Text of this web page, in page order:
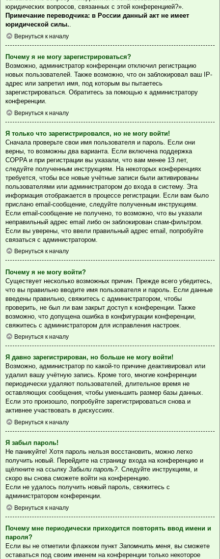
юридических вопросов, связанных с этой конференцией?».
Примечание переводчика: в России данный акт не имеет
юридической силы..
Вернуться к началу
Почему я не могу зарегистрироваться?
Возможно, администратор конференции отключил регистрацию
новых пользователей. Также возможно, что он заблокировал ваш IP-
адрес или запретил имя, под которым вы пытаетесь
зарегистрироваться. Обратитесь за помощью к администратору
конференции.
Вернуться к началу
Я только что зарегистрировался, но не могу войти!
Сначала проверьте свои имя пользователя и пароль. Если они
верны, то возможны два варианта. Если включена поддержка
COPPA и при регистрации вы указали, что вам менее 13 лет,
следуйте полученным инструкциям. На некоторых конференциях
требуется, чтобы все новые учётные записи были активированы
пользователями или администратором до входа в систему. Эта
информация отображается в процессе регистрации. Если вам было
прислано email-сообщение, следуйте полученным инструкциям.
Если email-сообщение не получено, то возможно, что вы указали
неправильный адрес email либо он заблокирован спам-фильтром.
Если вы уверены, что ввели правильный адрес email, попробуйте
связаться с администратором.
Вернуться к началу
Почему я не могу войти?
Существует несколько возможных причин. Прежде всего убедитесь,
что вы правильно вводите имя пользователя и пароль. Если данные
введены правильно, свяжитесь с администратором, чтобы
проверить, не был ли вам закрыт доступ к конференции. Также
возможно, что допущена ошибка в конфигурации конференции,
свяжитесь с администратором для исправления настроек.
Вернуться к началу
Я давно зарегистрирован, но больше не могу войти!
Возможно, администратор по какой-то причине деактивировал или
удалил вашу учётную запись. Кроме того, многие конференции
периодически удаляют пользователей, длительное время не
оставляющих сообщения, чтобы уменьшить размер базы данных.
Если это произошло, попробуйте зарегистрироваться снова и
активнее участвовать в дискуссиях.
Вернуться к началу
Я забыл пароль!
Не паникуйте! Хотя пароль нельзя восстановить, можно легко
получить новый. Перейдите на страницу входа на конференцию и
щёлкните на ссылку Забыли пароль?. Следуйте инструкциям, и
скоро вы снова сможете войти на конференцию.
Если не удалось получить новый пароль, свяжитесь с
администратором конференции.
Вернуться к началу
Почему мне периодически приходится повторять ввод имени и
пароля?
Если вы не отметили флажком пункт Запомнить меня , вы сможете
оставаться под своим именем на конференции только некоторое